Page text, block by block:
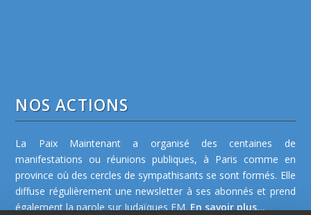
NOS ACTIONS
La Paix Maintenant a organisé des centaines de
manifestations ou réunions publiques, à Paris comme en
province où des cercles de sympathisants se sont formés. Elle
diffuse régulièrement une newsletter à ses abonnés et prend
également la parole sur Judaïques FM.En savoir plus...